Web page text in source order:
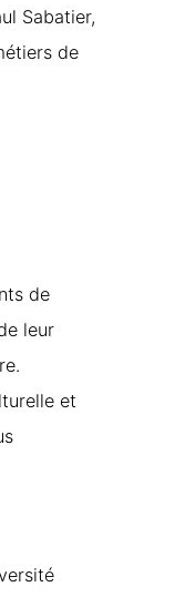
Sabatier,
de
de
leur
et